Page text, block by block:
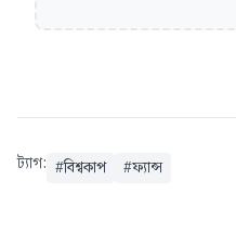
ট্যাগ: #বিশ্বকাপ #ফ্যান্স